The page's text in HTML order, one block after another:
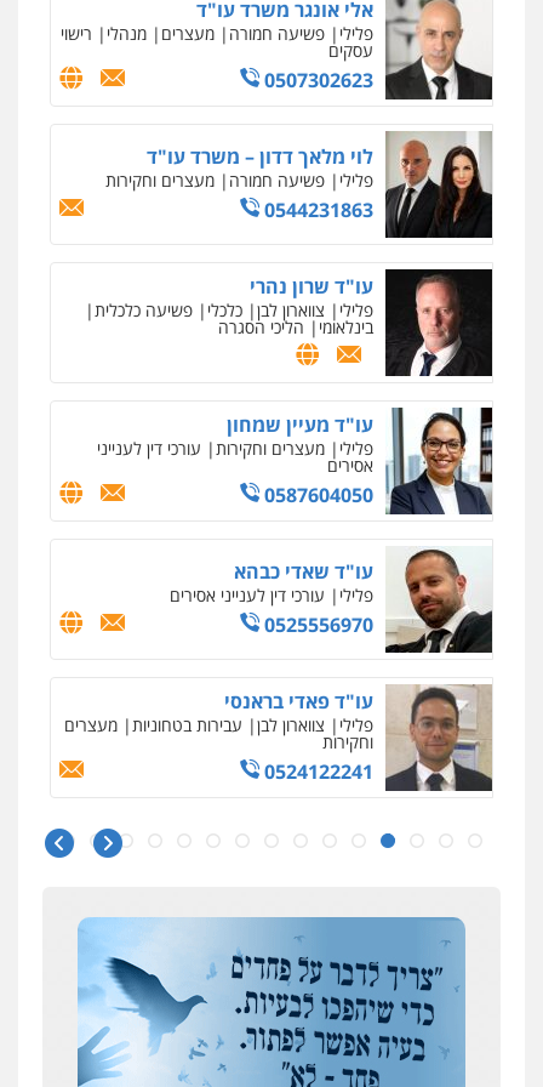
עו"ד זוהר ארבל
פלילי פשיעה חמורה מעצרים וחקירות
קטינים
0538788878
אלי אונגר משרד עו"ד
פלילי פשיעה חמורה מעצרים מנהלי רישוי
עסקים
0507302623
לוי מלאך דדון – משרד עו"ד
פלילי פשיעה חמורה מעצרים וחקירות
0544231863
עו"ד שרון נהרי
פלילי צווארון לבן כלכלי פשיעה כלכלית
בינלאומי הליכי הסגרה
עו"ד מעיין שמחון
פלילי מעצרים וחקירות עורכי דין לענייני
אסירים
0587604050
עו"ד שאדי כבהא
פלילי עורכי דין לענייני אסירים
0525556970
עו"ד פאדי בראנסי
פלילי צווארון לבן עבירות בטחוניות מעצרים
וחקירות
0524122241
עו"ד אלינור טל
עתירות
עו"ד אמיר כהן
פלילי מעצרים וחקירות תעבורה
0537470000
שליליים
שירותים מקצועיים לעורכי דין
0522508109
אחסון אתרים
מקצועיים לעורכי דין
מרכז התחלה חדשה
לעורכי דין
0544500346
מאיה בלום, עו"ס, טיפול ושיקום
לעורכי דין
0504062539
עו"ד ד"ר אבי שקד
עבירות פליליות
0544385337
איתי חקירות – שירותים לעורכי דין
אישות
איתורים
0537865001
ניר קידר – צלם
שירותים מקצועיים לעורכי
דין
רונן הלל – מוניטין
מחיקת כתבות מגוגל ודחיקת אזכורים
שליליים
שירותים מקצועיים לעורכי דין
0522508109
אחסון אתרים
תושב סכנין חשוד ששלח הודעות מאיימות לעורך דין
כחבר ועדת איסור הלבנת הון בלשכת עורכי הדין
194 עורכי הדין החדשים
אחרי המלחמה: הוסמכו בירושלים עורכות ועורכי
הדין החדשים